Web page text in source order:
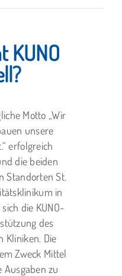
KUNO
Motto „Wir
unsere
erfolgreich
die beiden
Standorten St.
in
die KUNO-
des
Kliniken. Die
Zweck Mittel
zu